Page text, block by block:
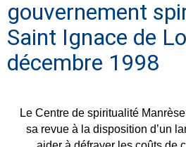
gouvernement
Saint Ignace de
décembre 1998
Le Centre de spiritualité
sa revue à la disposition d’un